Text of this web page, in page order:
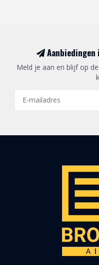
Meld je aan en blijf op